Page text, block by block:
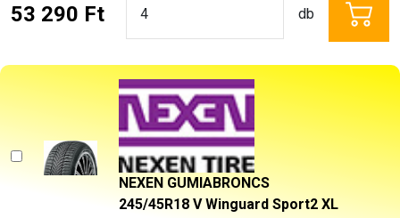
53 290 Ft db
NEXEN GUMIABRONCS
245/45R18 V Winguard Sport2 XL